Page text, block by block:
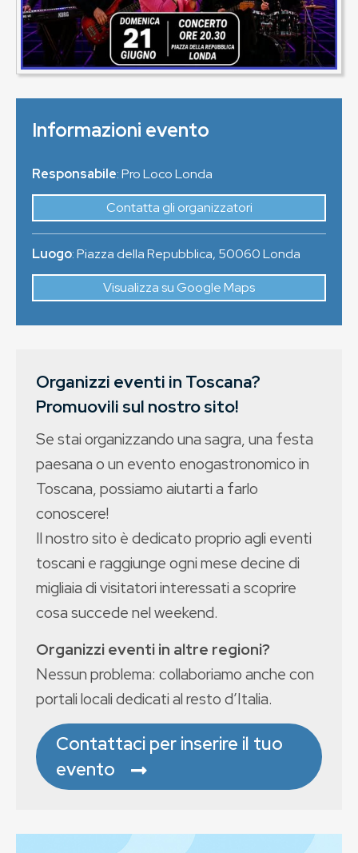
Informazioni evento
Responsabile: Pro Loco Londa
Contatta gli organizzatori
Luogo:Piazza della Repubblica, 50060Londa
Visualizza su Google Maps
Organizzi eventi in Toscana?
Promuovili sul nostro sito!
Se stai organizzando una sagra, una festa
paesana o un evento enogastronomico in
Toscana, possiamo aiutarti a farlo
conoscere!
Il nostro sito è dedicato proprio agli eventi
toscani e raggiunge ogni mese decine di
migliaia di visitatori interessati a scoprire
cosa succede nel weekend.
Organizzi eventi in altre regioni?
Nessun problema: collaboriamo anche con
portali locali dedicati al resto d’Italia.
Contattaci per inserire il tuo
evento